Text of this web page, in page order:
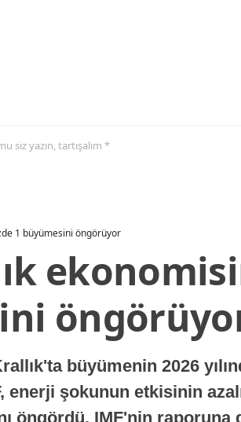
siz yazın, tartışalım *
1 büyümesini öngörüyor
büyümenin 2026
enerji şokunun etkisinin
öngördü. IMF'nin raporuna